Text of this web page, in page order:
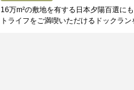
16万m²の敷地を有する日本夕陽百選に
トライフをご満喫いただけるドックラ